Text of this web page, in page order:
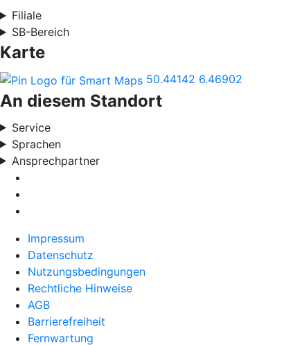
Filiale
SB-Bereich
Karte
50.44142 6.46902
An diesem Standort
Service
Sprachen
Ansprechpartner
Impressum
Datenschutz
Nutzungsbedingungen
Rechtliche Hinweise
AGB
Barrierefreiheit
Fernwartung